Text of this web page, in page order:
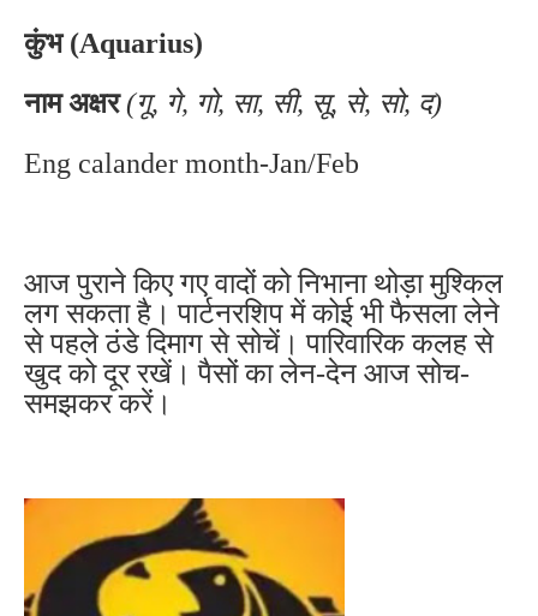
कुंभ (Aquarius)
नाम अक्षर (गू, गे, गो, सा, सी, सू, से, सो, द)
Eng calander month-Jan/Feb
आज पुराने किए गए वादों को निभाना थोड़ा मुश्किल
लग सकता है। पार्टनरशिप में कोई भी फैसला लेने
से पहले ठंडे दिमाग से सोचें। पारिवारिक कलह से
खुद को दूर रखें। पैसों का लेन-देन आज सोच-
समझकर करें।